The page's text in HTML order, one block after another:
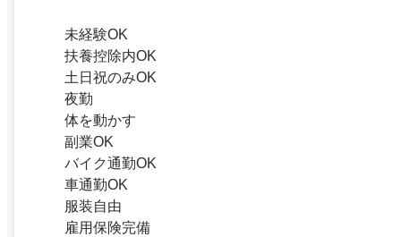
未経験OK
扶養控除内OK
土日祝のみOK
夜勤
体を動かす
副業OK
バイク通勤OK
車通勤OK
服装自由
雇用保険完備